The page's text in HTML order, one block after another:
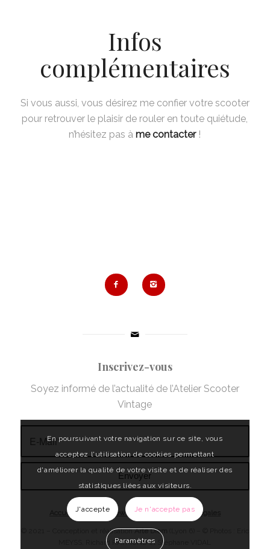
Infos
complémentaires
Si vous aussi, vous désirez me confier votre scooter
pour retrouver le plaisir de rouler en toute quiétude,
n’hésitez pas àme contacter!
Inscrivez-vous
Soyez informé de l’actualité de l’Atelier Scooter
Vintage
Accueil | L’atelier|News Contact|Mentions légales
© 2021 – Conception et réalisationArte Diem
, Richard RAYMOND et Stéphane VIDAL
En poursuivant votre navigation sur ce site, vous
acceptez l'utilisation de cookies permettant
d'améliorer la qualité de votre visite et de réaliser des
statistiques liées aux visiteurs.
J'accepte Je n'accepte pas
Paramètres